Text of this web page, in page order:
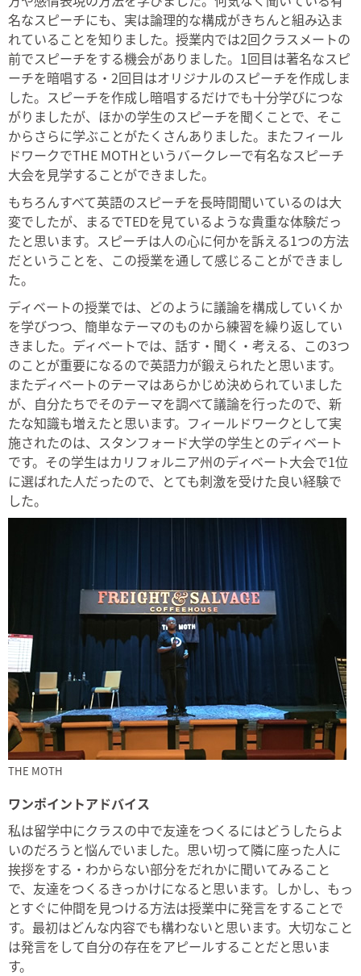
名なスピーチにも、実は論理的な構成がきちんと組み込ま
れていることを知りました。授業内では2回クラスメートの
前でスピーチをする機会がありました。1回目は著名なスピ
ーチを暗唱する・2回目はオリジナルのスピーチを作成しま
した。スピーチを作成し暗唱するだけでも十分学びにつな
がりましたが、ほかの学生のスピーチを聞くことで、そこ
からさらに学ぶことがたくさんありました。またフィール
ドワークでTHE MOTHというバークレーで有名なスピーチ
大会を見学することができました。
もちろんすべて英語のスピーチを長時間聞いているのは大
変でしたが、まるでTEDを見ているような貴重な体験だっ
たと思います。スピーチは人の心に何かを訴える1つの方法
だということを、この授業を通して感じることができまし
た。
ディベートの授業では、どのように議論を構成していくか
を学びつつ、簡単なテーマのものから練習を繰り返してい
きました。ディベートでは、話す・聞く・考える、この3つ
のことが重要になるので英語力が鍛えられたと思います。
またディベートのテーマはあらかじめ決められていました
が、自分たちでそのテーマを調べて議論を行ったので、新
たな知識も増えたと思います。フィールドワークとして実
施されたのは、スタンフォード大学の学生とのディベート
です。その学生はカリフォルニア州のディベート大会で1位
に選ばれた人だったので、とても刺激を受けた良い経験で
した。
THE MOTH
ワンポイントアドバイス
私は留学中にクラスの中で友達をつくるにはどうしたらよ
いのだろうと悩んでいました。思い切って隣に座った人に
挨拶をする・わからない部分をだれかに聞いてみること
で、友達をつくるきっかけになると思います。しかし、もっ
とすぐに仲間を見つける方法は授業中に発言をすることで
す。最初はどんな内容でも構わないと思います。大切なこと
は発言をして自分の存在をアピールすることだと思いま
す。